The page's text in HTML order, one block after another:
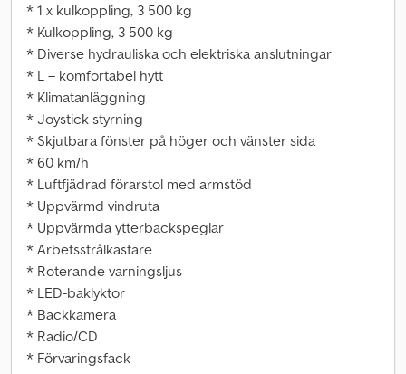
* 1 x kulkoppling, 3 500 kg
* Kulkoppling, 3 500 kg
* Diverse hydrauliska och elektriska anslutningar
* L – komfortabel hytt
* Klimatanläggning
* Joystick-styrning
* Skjutbara fönster på höger och vänster sida
* 60 km/h
* Luftfjädrad förarstol med armstöd
* Uppvärmd vindruta
* Uppvärmda ytterbackspeglar
* Arbetsstrålkastare
* Roterande varningsljus
* LED-baklyktor
* Backkamera
* Radio/CD
* Förvaringsfack